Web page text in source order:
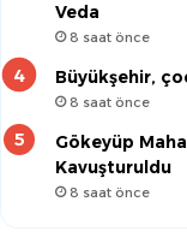
Veda
8 saat önce
Büyükşehir,
8 saat önce
Gökeyüp
Kavuşturuldu
8 saat önce